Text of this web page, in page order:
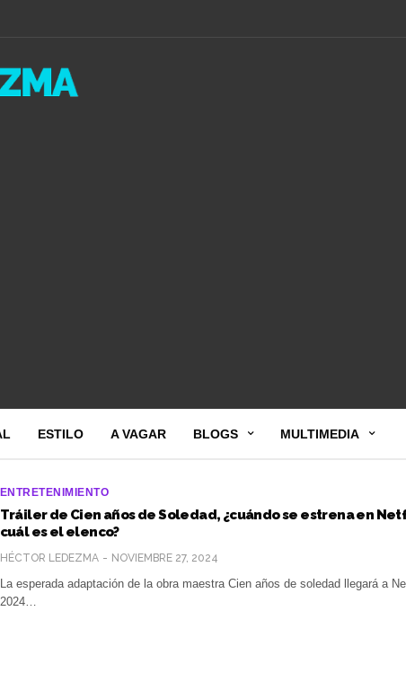
ESTILO A VAGAR BLOGS MULTIMEDIA
ENTRETENIMIENTO
Tráiler de Cien años de Soledad, ¿cuándo se estrena en
cuál es el elenco?
HÉCTOR LEDEZMA NOVIEMBRE 27, 2024
La esperada adaptación de la obra maestra Cien años de soledad llegará a
2024…